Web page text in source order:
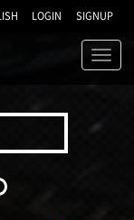
LOGIN SIGNUP